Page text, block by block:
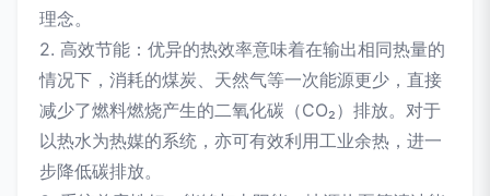
理念。
2. 高效节能：优异的热效率意味着在输出相同热量的
情况下，消耗的煤炭、天然气等一次能源更少，直接
减少了燃料燃烧产生的二氧化碳（CO₂）排放。对于
以热水为热媒的系统，亦可有效利用工业余热，进一
步降低碳排放。